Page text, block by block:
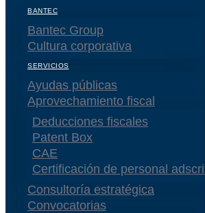
BANTEC
Bantec Group
Cultura corporativa
SERVICIOS
Ayudas públicas
Aprovechamiento fiscal
Deducciones fiscales
Patent Box
CAE
Certificación de personal
Consultoría estratégica
Convocatorias